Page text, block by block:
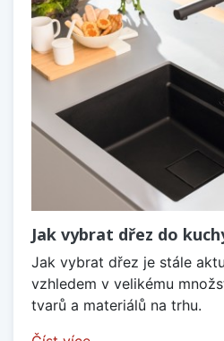
Jak vybrat dřez do
Jak vybrat dřez je stále
vzhledem v velikému
tvarů a materiálů na trhu.